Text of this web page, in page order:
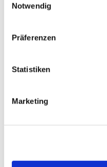
Notwendig
Präferenzen
Statistiken
Marketing